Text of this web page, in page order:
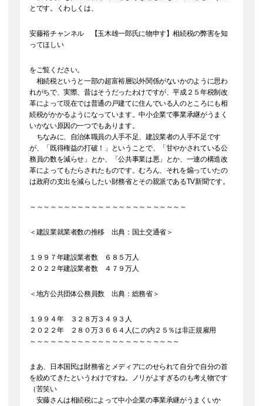
とです。くわしくは、
安藤裕チャンネル 【玉木雄一郎氏に物申す】相続税の弊害を知
ってほしい
をご覧ください。
相続税というと一部の超富裕層以外関係がないかのように思わ
れがちで、実際、昔はそうだったわけですが、平成２５年税制改
革によって現在では普通の戸建てに住んでいる人のところにも相
続税がかかるようになっています。中小企業で事業承継がうまく
いかない原因の一つでもあります。
ちなみに、自治体職員の人手不足、建設業者の人手不足です
が、「既得権益の打破！」ということで、「甘やかされている公
務員の数を減らせ」とか、「公共事業は悪」とか、一連の構造改
革によってもたらされたものです。むろん、それを煽っていたの
は政府の支出を減らしたい財務省とその親派であるTV新聞です。
～～～～～～～～～～～～～～～～～～～～～～～
＜建設業就業者数の推移 出典：国土交通省＞
１９９７年建設業者数 ６８５万人
２０２２年建設業者数 ４７９万人
＜地方公共団体公務員数 出典：総務省＞
１９９４年 ３２８万３４９３人
２０２２年 ２８０万３６６４人(この内２５％は非正規雇用
～～～～～～～～～～～～～～～～～～～～～～
まあ、日本国民は財務省とメディアにのせられて自分で自分の首
を絞めてきたというわけですね。ノリがよすぎるのも考え物です
（苦笑い
安藤さんは相続税によって中小企業の事業承継がうまくいか